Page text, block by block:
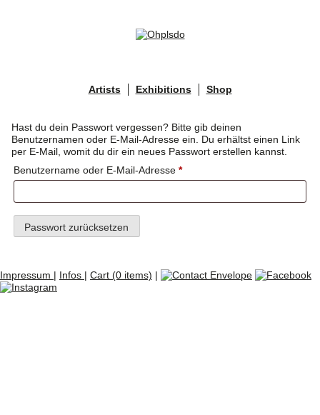
Artists Exhibitions Shop
Hast du dein Passwort vergessen? Bitte gib deinen
Benutzernamen oder E-Mail-Adresse ein. Du erhältst einen Link
per E-Mail, womit du dir ein neues Passwort erstellen kannst.
Benutzername oder E-Mail-Adresse *Erforderlich
Passwort zurücksetzen
Impressum | Infos | Cart (0 items) |